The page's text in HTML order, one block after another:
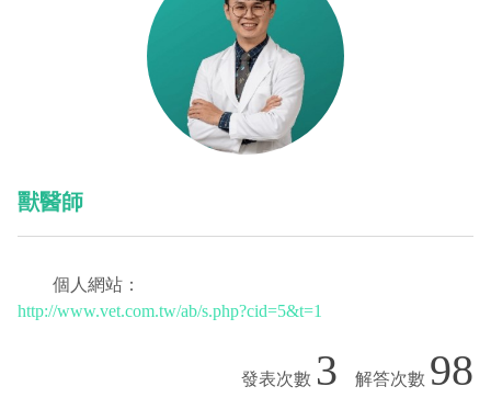
獸醫師
個人網站：
http://www.vet.com.tw/ab/s.php?cid=5&t=1
3 98